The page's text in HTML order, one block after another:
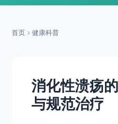
首页 健康科普
消化性溃疡
与规范治疗